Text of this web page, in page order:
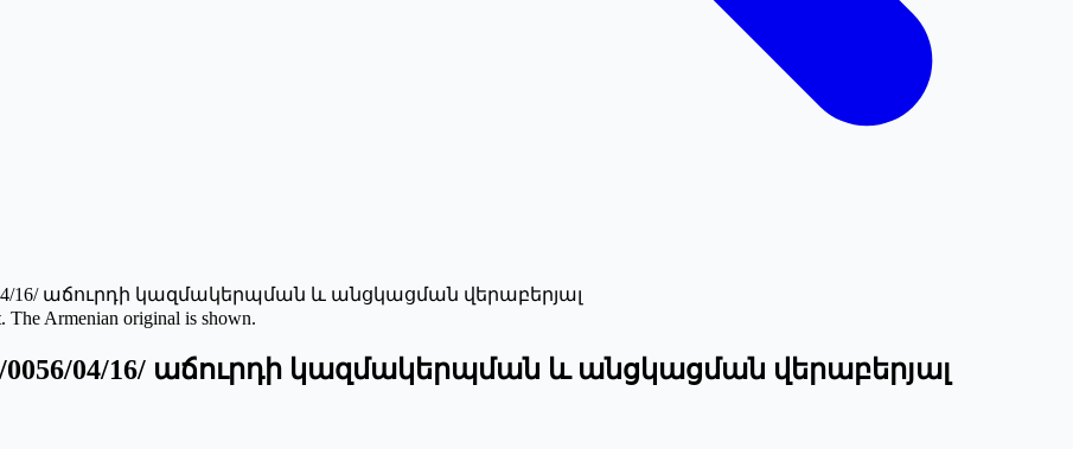
16/ աճուրդի կազմակերպման և անցկացման վերաբերյալ
The Armenian original is shown.
04/16/ աճուրդի կազմակերպման և անցկացման վերաբերյալ